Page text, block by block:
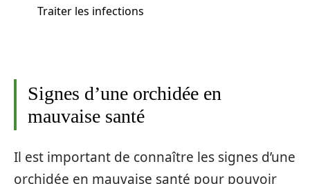
Traiter les infections
Signes d’une orchidée en
mauvaise santé
Il est important de connaître les signes d’une
orchidée en mauvaise santé pour pouvoir